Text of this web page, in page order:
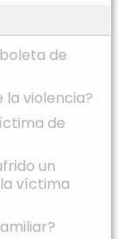
de
la violencia?
de
un
víctima